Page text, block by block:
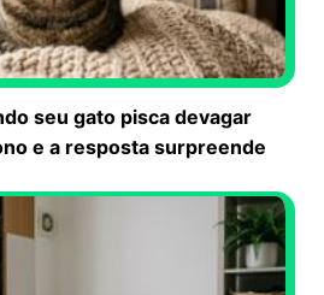
seu gato pisca devagar
e a resposta surpreende